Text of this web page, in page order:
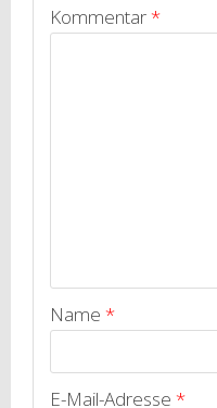
Kommentar*
Name *
E-Mail-Adresse *